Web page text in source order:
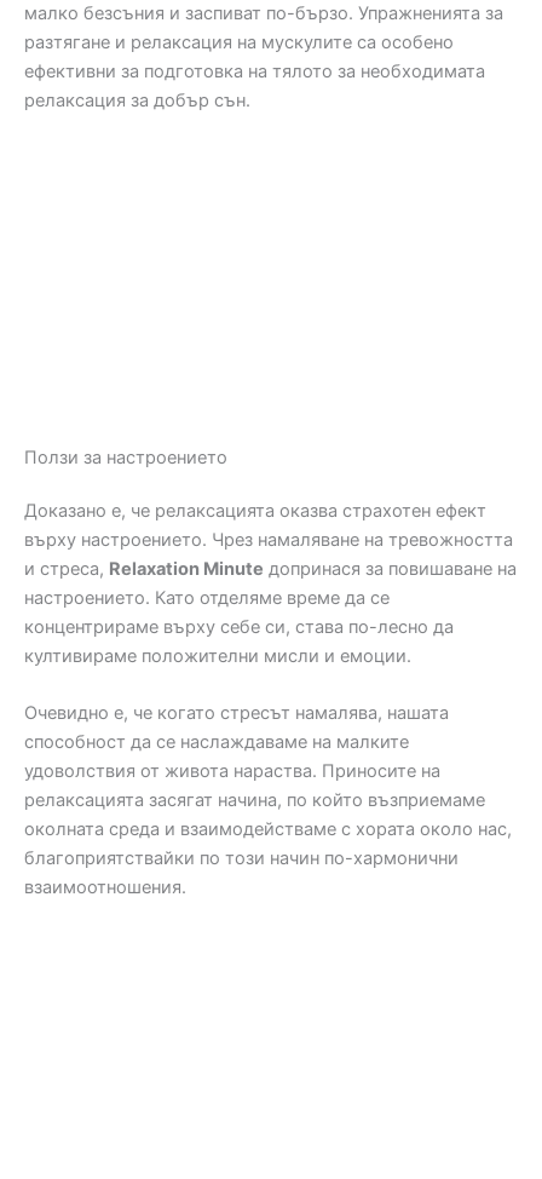
малко безсъния и заспиват по-бързо. Упражненията за
разтягане и релаксация на мускулите са особено
ефективни за подготовка на тялото за необходимата
релаксация за добър сън.
Ползи за настроението
Доказано е, че релаксацията оказва страхотен ефект
върху настроението. Чрез намаляване на тревожността
и стреса, Relaxation Minute допринася за повишаване на
настроението. Като отделяме време да се
концентрираме върху себе си, става по-лесно да
култивираме положителни мисли и емоции.
Очевидно е, че когато стресът намалява, нашата
способност да се наслаждаваме на малките
удоволствия от живота нараства. Приносите на
релаксацията засягат начина, по който възприемаме
околната среда и взаимодействаме с хората около нас,
благоприятствайки по този начин по-хармонични
взаимоотношения.